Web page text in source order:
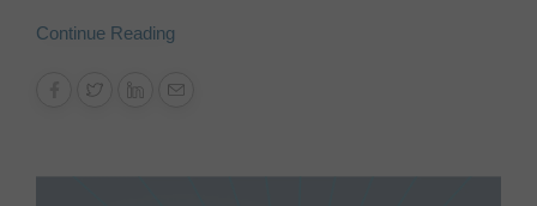
Continue Reading